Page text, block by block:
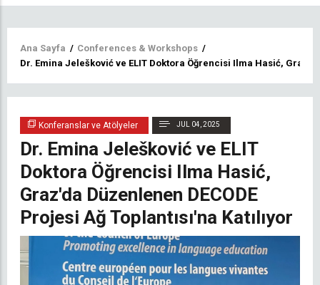
Sayfa
Ana Sayfa / Conferences & Workshops /
Dr. Emina Jelešković ve ELIT Doktora Öğrencisi Ilma Hasić,
Konferanslar ve Atölyeler JUL 04, 2025
Dr. Emina Jelešković ve ELIT
Doktora Öğrencisi Ilma Hasić,
Graz'da Düzenlenen DECODE
Projesi Ağ Toplantısı'na Katılıyor